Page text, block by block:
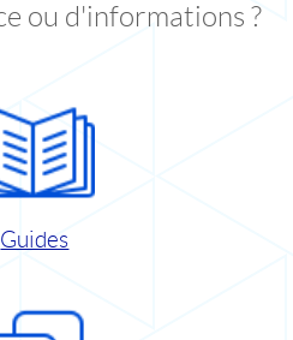
ou d'informations ?
Guides